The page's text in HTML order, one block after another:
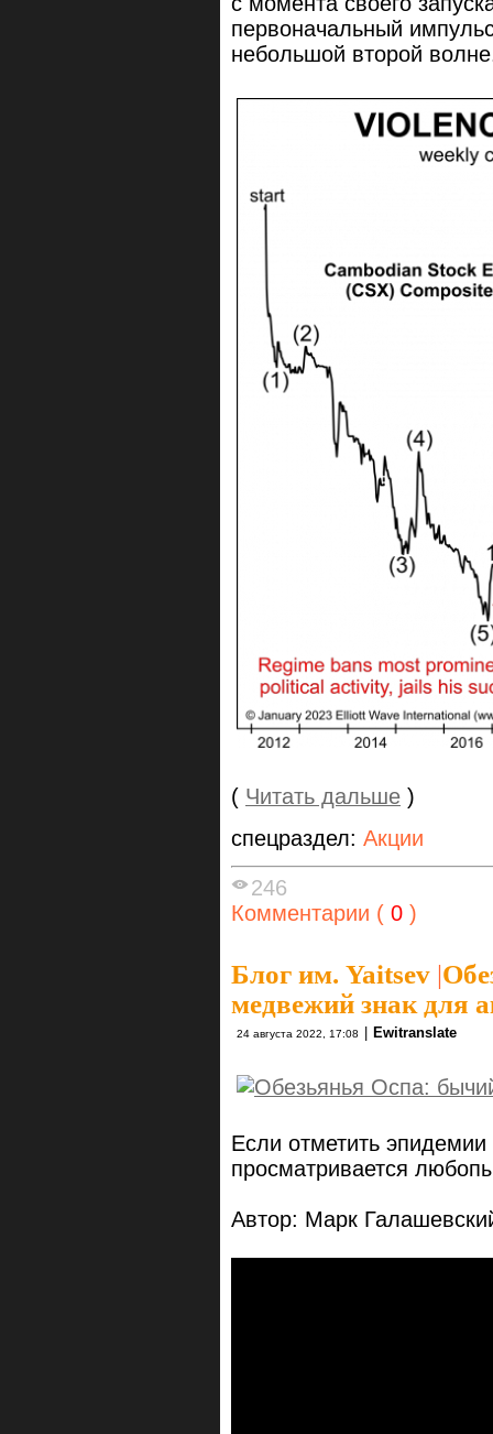
первоначальный
небольшой второй
( Читать дальше )
спецраздел: Акции
246
Комментарии ( 0 )
Блог им. Yaitsev |
медвежий знак для
24 августа 2022, 17:08 | Ewitranslate
Если отметить
просматривается
Автор: Марк